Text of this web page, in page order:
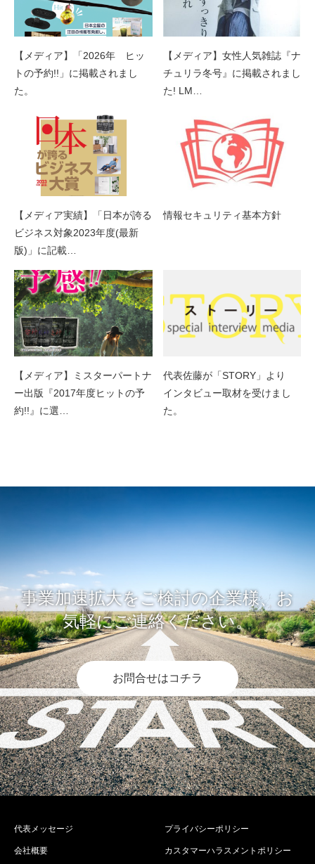
【メディア】「2026年 ヒッ
トの予約!!」に掲載されまし
た。
【メディア】女性人気雑誌『ナ
チュリラ冬号』に掲載されまし
た! LM…
【メディア実績】「日本が誇る
ビジネス対象2023年度(最新
版)」に記載…
情報セキュリティ基本方針
【メディア】ミスターパートナ
ー出版『2017年度ヒットの予
約!!』に選…
代表佐藤が「STORY」より
インタビュー取材を受けまし
た。
事業加速拡大をご検討の企業様、お
気軽にご連絡ください。
お問合せはコチラ
代表メッセージ
会社概要
プライバシーポリシー
カスタマーハラスメントポリシー